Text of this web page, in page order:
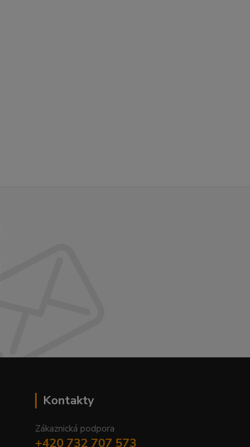
Kontakty
Zákaznická podpora
+420 732 707 573